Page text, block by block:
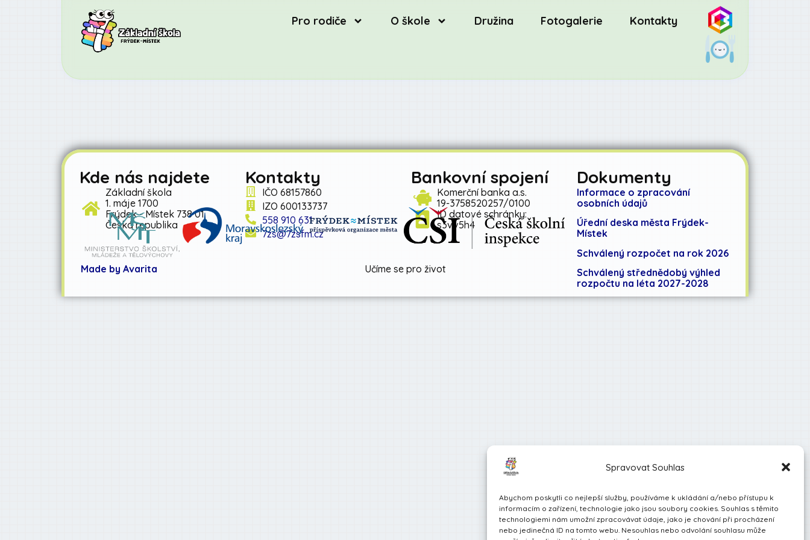
Spravovat Souhlas
Abychom poskytli co nejlepší služby, používáme k ukládání a/nebo přístupu k
informacím o zařízení, technologie jako jsou soubory cookies. Souhlas s těmito
technologiemi nám umožní zpracovávat údaje, jako je chování při procházení
nebo jedinečná ID na tomto webu. Nesouhlas nebo odvolání souhlasu může
Pro rodiče O škole Družina Fotogalerie Kontakty
Kde nás najdete
Základní škola
1. máje 1700
Frýdek - Místek 738 01
Česká republika
Kontakty
IČO 68157860
IZO 600133737
558 910 631
7zs@7zsfm.cz
Bankovní spojení
Komerční banka a.s.
19-3758520257/0100
ID datové schránky:
s3vv5h4
Dokumenty
Informace o zpracování
osobních údajů
Úřední deska města Frýdek-
Místek
Schválený rozpočet na rok 2026
Schválený střednědobý výhled
rozpočtu na léta 2027-2028
Učíme se pro život
Made by Avarita